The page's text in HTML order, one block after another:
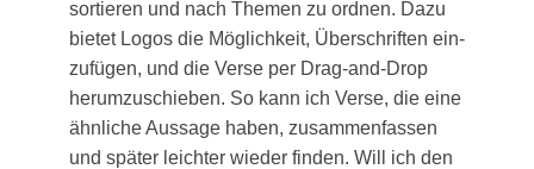
sor­tie­ren und nach The­men zu ord­nen. Dazu
bie­tet Logos die Mög­lich­keit, Über­schrif­ten ein­
zu­fü­gen, und die Ver­se per Drag-and-Drop
her­um­zu­schie­ben. So kann ich Ver­se, die eine
ähn­li­che Aus­sa­ge haben, zusam­men­fas­sen
und spä­ter leich­ter wie­der fin­den. Will ich den